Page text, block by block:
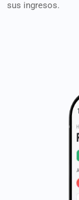
sus ingresos.